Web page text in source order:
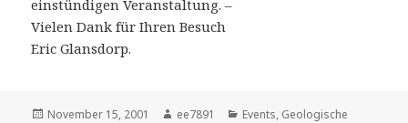
einstündigen Veranstaltung. –
Vielen Dank für Ihren Besuch
Eric Glansdorp.
Veröffentlicht
November 15, 2001 Autor
ee7891 Kategorien
Events, Geologische